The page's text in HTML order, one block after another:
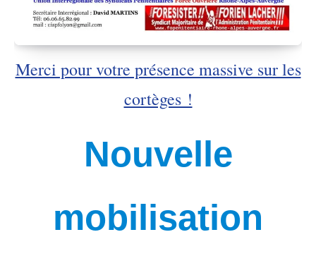
Merci pour votre présence massive sur les
cortèges !
Nouvelle
mobilisation